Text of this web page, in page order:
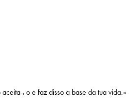
o e faz disso a base da tua vida.»